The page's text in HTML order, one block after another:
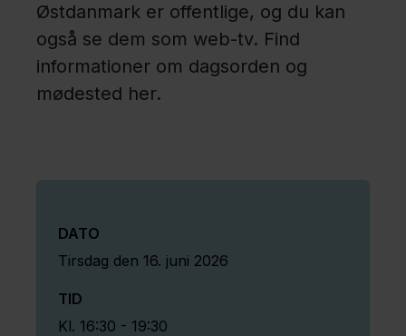
Regional
Udvikling
Nyheder
Østdanmark er offentlige, og du kan
også se dem som web-tv. Find
informationer om dagsorden og
mødested her.
DATO
tirsdag den 16. juni 2026
TID
Kl. 16:30 - 19:30